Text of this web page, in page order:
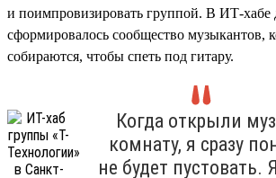
и поимпровизировать группой. В ИТ-хабе
сформировалось сообщество музыкантов,
собираются, чтобы спеть под гитару.
Когда открыли
комнату, я сразу
не будет пустовать.